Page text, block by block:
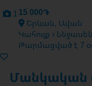
115 000֏
Երևան, Ավան
Կահույք ›
Թարմացված է 7
Մանկական